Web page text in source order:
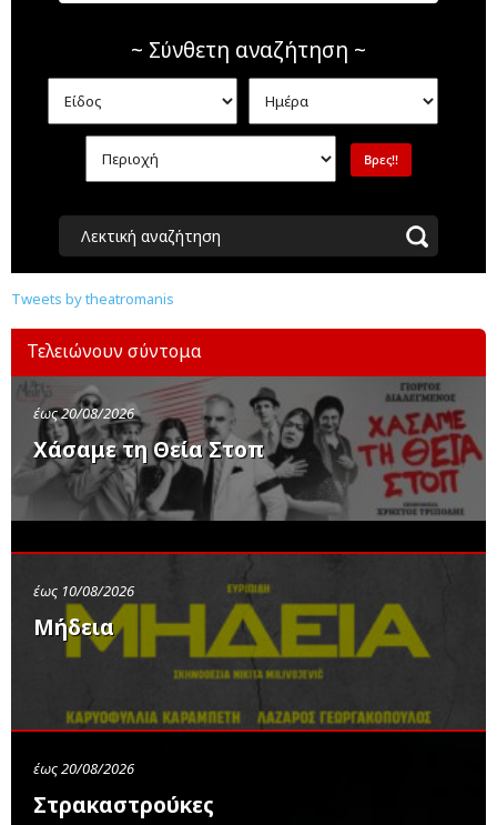
~ Σύνθετη αναζήτηση ~
Λεκτική αναζήτηση
Tweets by theatromanis
Τελειώνουν σύντομα
έως 20/08/2026
Χάσαμε τη Θεία Στοπ
έως 10/08/2026
Μήδεια
έως 20/08/2026
Στρακαστρούκες